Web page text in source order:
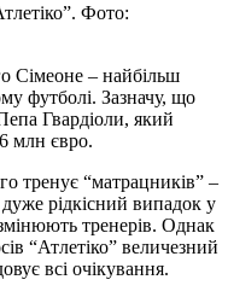
Фото:
Сімеоне – найбільш
футболі. Зазначу, що
Гвардіоли, який
млн євро.
тренує “матрацників” –
рідкісний випадок у
тренерів. Однак
“Атлетіко” величезний
всі очікування.